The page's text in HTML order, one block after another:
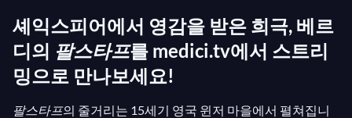
셰익스피어에서 영감을 받은 희극, 베르
디의 팔스타프를 medici.tv에서 스트리
밍으로 만나보세요!
팔스타프의 줄거리는 15세기 영국 윈저 마을에서 펼쳐집니